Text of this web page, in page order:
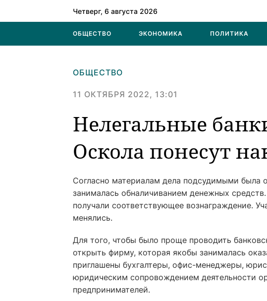
Четверг, 6 августа 2026
ОБЩЕСТВО ЭКОНОМИКА ПОЛИТИКА
ОБЩЕСТВО
11 ОКТЯБРЯ 2022, 13:01
Нелегальные
Оскола понесут
Согласно материалам дела подсудимыми была
занималась обналичиванием денежных
получали соответствующее вознаграждение.
менялись.
Для того, чтобы было проще проводить
открыть фирму, которая якобы занималась
приглашены бухгалтеры, офис-менеджеры,
юридическим сопровождением деятельности
предпринимателей.